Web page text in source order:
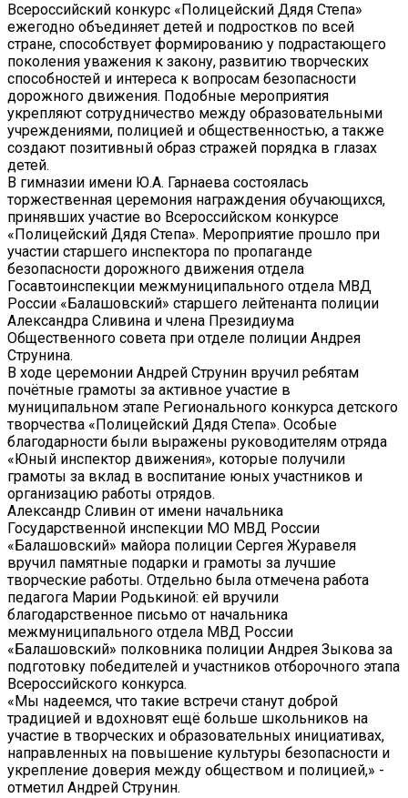
Всероссийский конкурс «Полицейский Дядя Степа»
ежегодно объединяет детей и подростков по всей
стране, способствует формированию у подрастающего
поколения уважения к закону, развитию творческих
способностей и интереса к вопросам безопасности
дорожного движения. Подобные мероприятия
укрепляют сотрудничество между образовательными
учреждениями, полицией и общественностью, а также
создают позитивный образ стражей порядка в глазах
детей.
В гимназии имени Ю.А. Гарнаева состоялась
торжественная церемония награждения обучающихся,
принявших участие во Всероссийском конкурсе
«Полицейский Дядя Степа». Мероприятие прошло при
участии старшего инспектора по пропаганде
безопасности дорожного движения отдела
Госавтоинспекции межмуниципального отдела МВД
России «Балашовский» старшего лейтенанта полиции
Александра Сливина и члена Президиума
Общественного совета при отделе полиции Андрея
Струнина.
В ходе церемонии Андрей Струнин вручил ребятам
почётные грамоты за активное участие в
муниципальном этапе Регионального конкурса детского
творчества «Полицейский Дядя Степа». Особые
благодарности были выражены руководителям отряда
«Юный инспектор движения», которые получили
грамоты за вклад в воспитание юных участников и
организацию работы отрядов.
Александр Сливин от имени начальника
Государственной инспекции МО МВД России
«Балашовский» майора полиции Сергея Журавеля
вручил памятные подарки и грамоты за лучшие
творческие работы. Отдельно была отмечена работа
педагога Марии Родькиной: ей вручили
благодарственное письмо от начальника
межмуниципального отдела МВД России
«Балашовский» полковника полиции Андрея Зыкова за
подготовку победителей и участников отборочного этапа
Всероссийского конкурса.
«Мы надеемся, что такие встречи станут доброй
традицией и вдохновят ещё больше школьников на
участие в творческих и образовательных инициативах,
направленных на повышение культуры безопасности и
укрепление доверия между обществом и полицией,» -
отметил Андрей Струнин.